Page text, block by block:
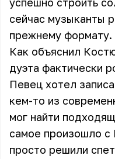
сейчас музыканты
прежнему формату.
Как объяснил
дуэта фактически
Певец хотел
кем-то из
мог найти
самое произошло с
просто решили